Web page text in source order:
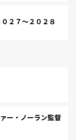
２７～２０２８
ー・ノーラン監督